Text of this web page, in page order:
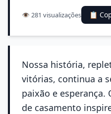
👁️ 281 visualizações 📋
Nossa história,
vitórias, continua a
paixão e esperança.
de casamento